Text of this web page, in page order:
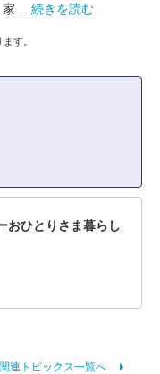
…続きを読む
す。
おひとりさま暮らし
連トピックス一覧へ